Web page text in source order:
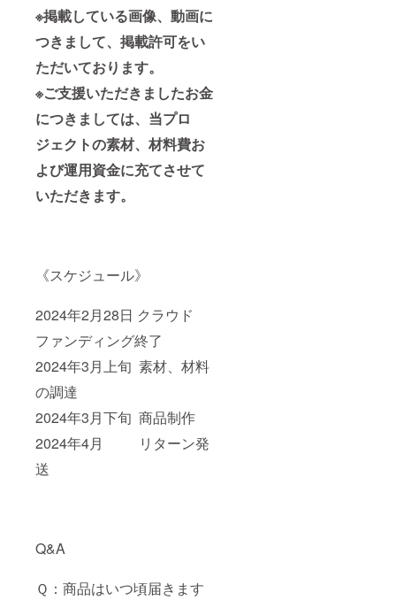
※掲載している画像、動画に
つきまして、掲載許可をい
ただいております。
※ご支援いただきましたお金
につきましては、当プロ
ジェクトの素材、材料費お
よび運用資金に充てさせて
いただきます。
《スケジュール》
2024年2月28日 クラウド
ファンディング終了
2024年3月上旬 素材、材料
の調達
2024年3月下旬 商品制作
2024年4月 リターン発
送
Q&A
Ｑ：商品はいつ頃届きます